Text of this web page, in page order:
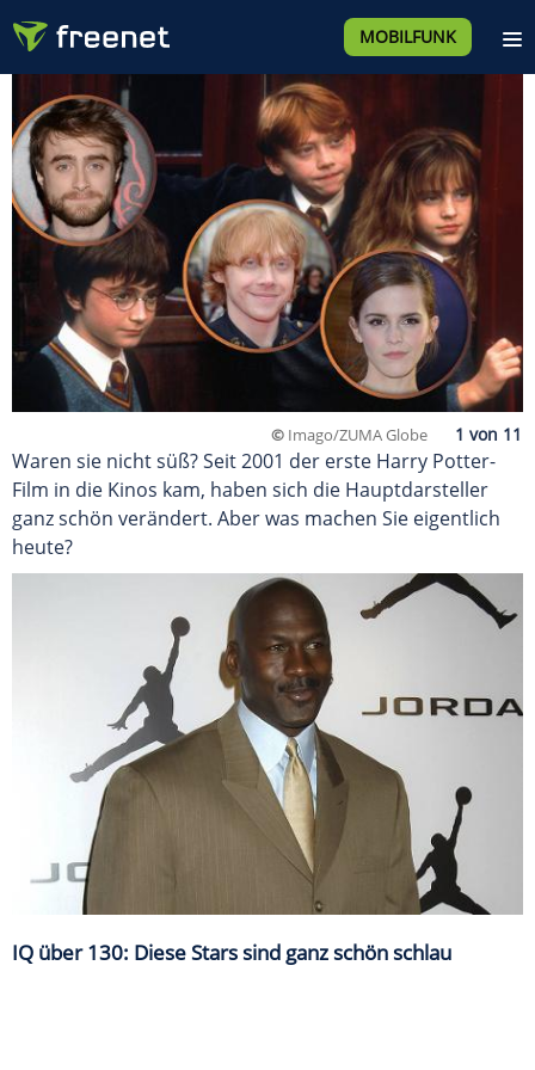
MOBILFUNK
© Imago/ZUMA Globe
Waren sie nicht süß? Seit 2001 der erste Harry Potter-
Film in die Kinos kam, haben sich die Hauptdarsteller
ganz schön verändert. Aber was machen Sie eigentlich
heute?
IQ über 130: Diese Stars sind ganz schön schlau